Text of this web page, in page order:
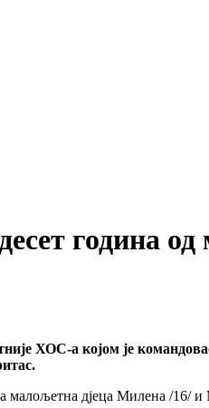
година од
ХОС-а којом је
дјеца Милена /16/ и